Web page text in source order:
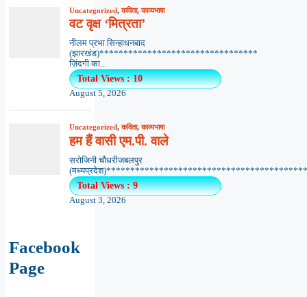
Uncategorized,कविता,काव्यभाषा
वट वृक्ष ‘मित्रता’
नीलम प्रभा सिन्हाधनबाद
(झारखंड)*********************************
ज़िंदगी का...
Total Views : 10
August 5, 2026
Uncategorized,कविता,काव्यभाषा
हम हैं वासी एम.पी. वाले
सरोजिनी चौधरीजबलपुर
Total Views : 9
August 3, 2026
Facebook
Page